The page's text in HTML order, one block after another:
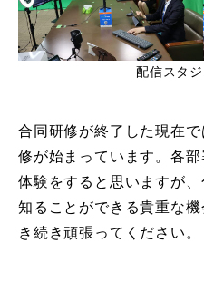
配信スタ
合同研修が終了した現在
修が始まっています。各
体験をすると思いますが
知ることができる貴重な機
き続き頑張ってください。